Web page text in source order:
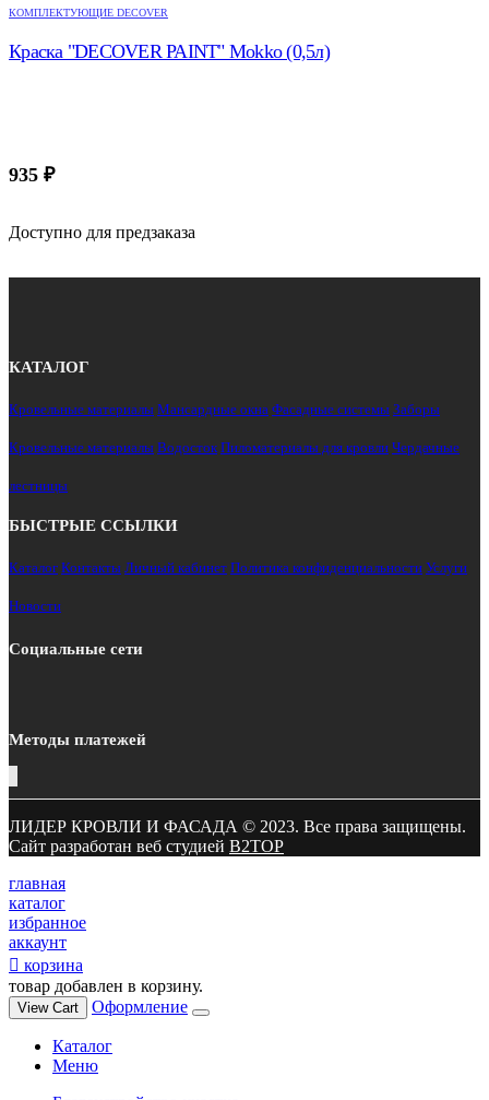
КОМПЛЕКТУЮЩИЕ DECOVER
Краска "DECOVER PAINT" Mokko (0,5л)
935 ₽
Доступно для предзаказа
КАТАЛОГ
Кровельные материалы Мансардные окна Фасадные системы Заборы
Кровельные материалы Водосток Пиломатериалы для кровли Чердачные
лестницы
БЫСТРЫЕ ССЫЛКИ
Каталог Контакты Личный кабинет Политика конфиденциальности Услуги
Новости
Социальные сети
Методы платежей
ЛИДЕР КРОВЛИ И ФАСАДА © 2023. Все права защищены.
Сайт разработан веб студией B2TOP
главная
каталог
избранное
аккаунт
корзина
товар добавлен в корзину.
View Cart Оформление
Каталог
Меню